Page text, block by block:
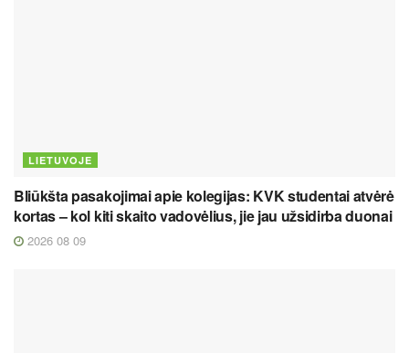
LIETUVOJE
Bliūkšta pasakojimai apie kolegijas: KVK studentai atvėrė
kortas – kol kiti skaito vadovėlius, jie jau užsidirba duonai
2026 08 09